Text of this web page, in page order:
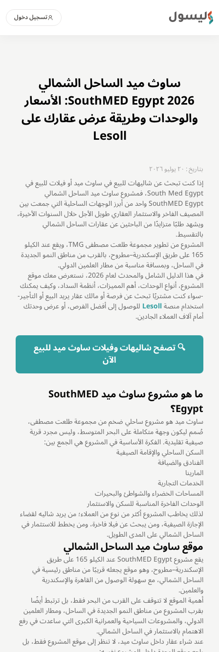
ليسول تسجيل دخول
ساوث ميد الساحل الشمالي
SouthMED Egypt 2026: الأسعار
والوحدات وطريقة عرض عقارك على
Lesoll
بتاريخ : ٢٠ يوليو ٢٠٢٦
إذا كنت تبحث عنشاليهات للبيع في ساوث ميد أو فيلات للبيع في
South Med Egypt، فمشروع ساوث ميد الساحل الشمالي
SouthMED Egypt واحد من أبرز الوجهات الساحلية التي جمعت بين
المصيف الفاخر والاستثمار العقاري طويل الأجل خلال السنوات الأخيرة،
ويشهد طلبًا متزايدًا من الباحثين عن عقارات الساحل الشمالي
بالتقسيط.
المشروع من تطوير مجموعة طلعت مصطفى TMG، ويقع عند الكيلو
165 على طريق الإسكندرية–مطروح، بالقرب من مناطق النمو الجديدة
في الساحل، وبمسافة مناسبة من مطار العلمين الدولي.
في هذا الدليل الشامل والمحدث لعام 2026، نستعرض معك موقع
المشروع، أنواع الوحدات، أهم المميزات، أنظمة السداد، وكيف يمكنك
-سواء كنت مشتريًا تبحث عن فرصة أو مالك عقار يريد البيع أو التأجير-
استخدام منصةLesoll للوصول إلى أفضل الفرص، أو عرض وحدتك
أمام آلاف العملاء الجادين.
🔍 تصفح شاليهات وفيلات ساوث ميد للبيع
الآن
ما هو مشروع ساوث ميد SouthMED
Egypt؟
ساوث ميد هو مشروع ساحلي ضخم من مجموعة طلعت مصطفى،
صُمم ليكون وجهة متكاملة على البحر المتوسط، وليس مجرد قرية
صيفية تقليدية. الفكرة الأساسية في المشروع هي الجمع بين:
السكن الساحلي والإقامة الصيفية
الفنادق والضيافة
المارينا
الخدمات التجارية
المساحات الخضراء والشواطئ والبحيرات
الوحدات الفاخرة المناسبة للسكن والاستثمار
لذلك يخاطب المشروع أكثر من نوع من العملاء؛ من يريد شاليه لقضاء
الإجازة الصيفية، ومن يبحث عن فيلا فاخرة، ومن يخطط للاستثمار في
الساحل الشمالي على المدى الطويل.
موقع ساوث ميد الساحل الشمالي
يقع مشروع SouthMED Egypt عند الكيلو 165 على طريق
الإسكندرية–مطروح، وهو موقع يجعله قريبًا من مناطق رئيسية في
الساحل الشمالي، مع سهولة الوصول من القاهرة والإسكندرية
والعلمين.
أهمية الموقع لا تتوقف على القرب من البحر فقط، بل ترتبط أيضًا
بقرب المشروع من مناطق النمو الجديدة في الساحل، ومطار العلمين
الدولي، والمشروعات السياحية والعمرانية الكبرى التي ساعدت في رفع
الاهتمام بالاستثمار في الساحل الشمالي.
عند شراء عقار داخل ساوث ميد، لا تنظر إلى موقع المشروع فقط، بل